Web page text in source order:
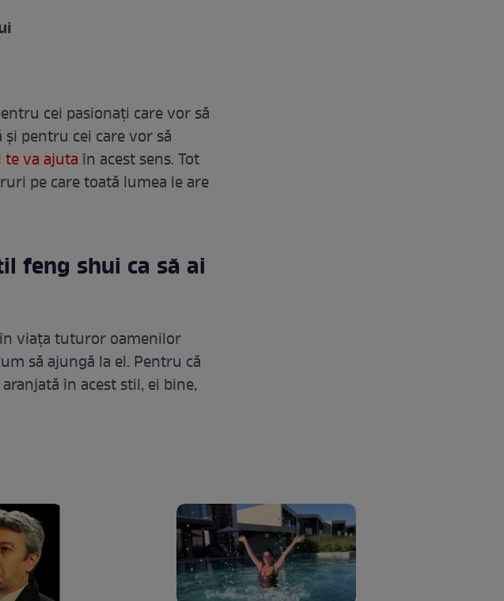
cei pasionați care vor să
pentru cei care vor să
va ajutaîn acest sens. Tot
pe care toată lumea le are
feng shui ca să ai
viața tuturor oamenilor
să ajungă la el. Pentru că
în acest stil, ei bine,